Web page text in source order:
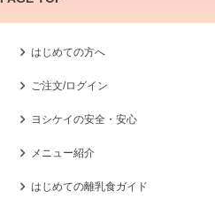
はじめての方へ
ご注文/ログイン
ヨシケイの安全・安心
メニュー紹介
はじめての離乳食ガイド